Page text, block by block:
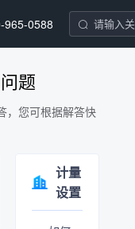
965-0588
题
，您可根据解答快
计量
设置